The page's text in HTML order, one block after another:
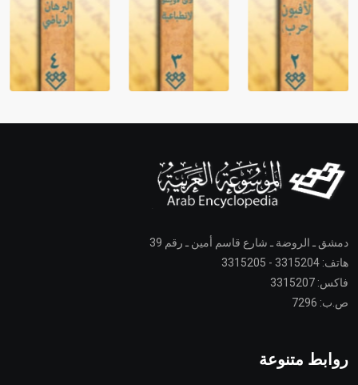
دمشق ـ الروضة ـ شارع قاسم أمين ـ رقم 39
هاتف: 3315204 - 3315205
فاكس: 3315207
ص.ب: 7296
روابط متنوعة